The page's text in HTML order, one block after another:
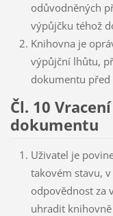
odůvodněných
výpůjčku téhož
Knihovna je
výpůjční lhůtu,
dokumentu
Čl. 10
dokumentu
Uživatel je
takovém stavu,
odpovědnost za
uhradit